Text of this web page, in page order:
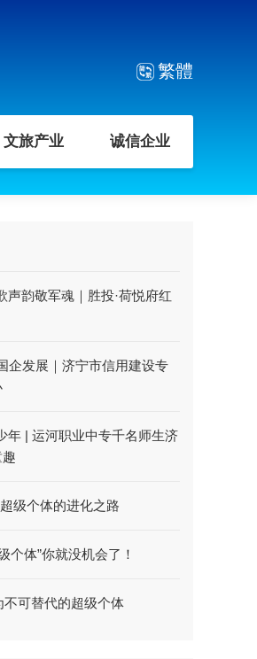
繁體
文旅产业 诚信企业
声韵敬军魂｜胜投·荷悦府红
企发展｜济宁市信用建设专
年 | 运河职业中专千名师生济
级个体的进化之路
个体”你就没机会了！
可替代的超级个体